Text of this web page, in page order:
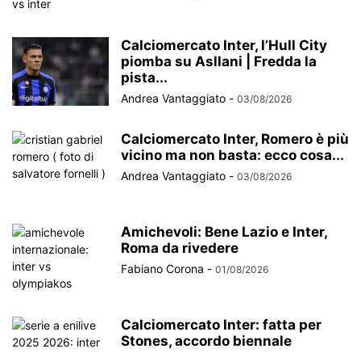
Calciomercato Inter, l’Hull City
piomba su Asllani | Fredda la
pista...
Andrea Vantaggiato - 03/08/2026
Calciomercato Inter, Romero è più
vicino ma non basta: ecco cosa...
Andrea Vantaggiato - 03/08/2026
Amichevoli: Bene Lazio e Inter,
Roma da rivedere
Fabiano Corona - 01/08/2026
Calciomercato Inter: fatta per
Stones, accordo biennale